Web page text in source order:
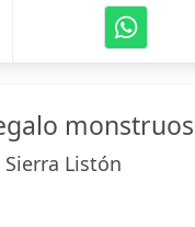
Listón